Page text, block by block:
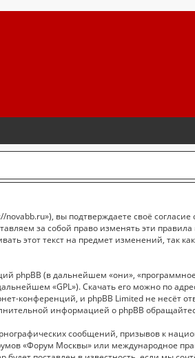
вы подтверждаете своё
за собой право изменять эти
этот текст на предмет изменений, так
(в дальнейшем «они», «программное
«GPL»). Скачать его можно по
конференций, и phpBB Limited не несёт
информацией о phpBB
сообщений, призывов к
«Форум Москвы» или международное